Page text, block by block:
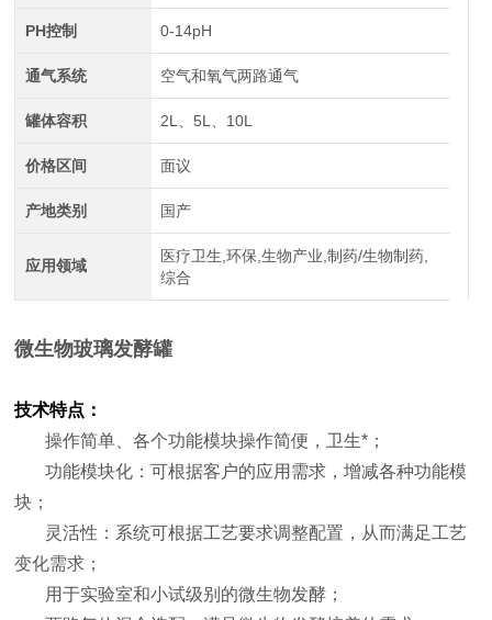
PH控制 0-14pH
通气系统 空气和氧气两路通气
罐体容积 2L、5L、10L
价格区间 面议
产地类别 国产
应用领域
医疗卫生,环保,生物产业,制药/生物制药,
综合
微生物玻璃发酵罐
技术特点：
操作简单、各个功能模块操作简便，卫生*；
功能模块化：可根据客户的应用需求，增减各种功能模
块；
灵活性：系统可根据工艺要求调整配置，从而满足工艺
变化需求；
用于实验室和小试级别的微生物发酵；